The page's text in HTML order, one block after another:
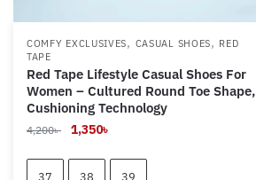
COMFY EXCLUSIVES, CASUAL SHOES, RED
TAPE
Red Tape Lifestyle Casual Shoes For
Women – Cultured Round Toe Shape,
Cushioning Technology
4,200৳
Original
1,350৳